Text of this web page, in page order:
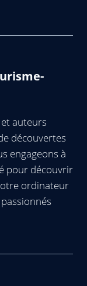
auteurs
découvertes
engageons à
pour découvrir
ordinateur